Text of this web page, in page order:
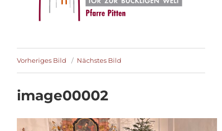
Vorheriges Bild Nächstes Bild
image00002